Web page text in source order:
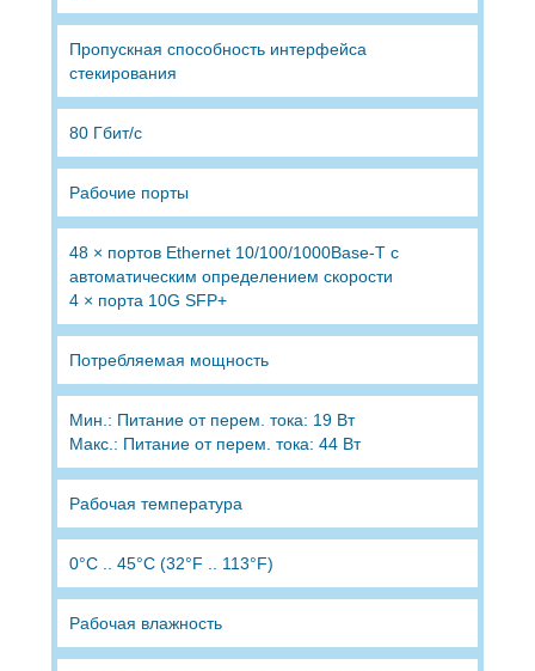
Пропускная способность интерфейса
стекирования
80 Гбит/с
Рабочие порты
48 × портов Ethernet 10/100/1000Base-T с
автоматическим определением скорости
4 × порта 10G SFP+
Потребляемая мощность
Мин.: Питание от перем. тока: 19 Вт
Макс.: Питание от перем. тока: 44 Вт
Рабочая температура
0°C .. 45°C (32°F .. 113°F)
Рабочая влажность